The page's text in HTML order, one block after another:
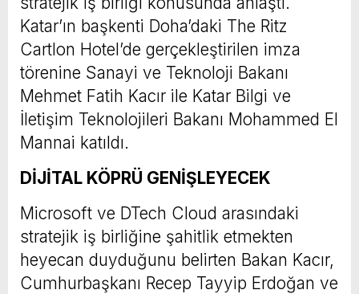
Katar’ın başkenti Doha’daki The Ritz
Cartlon Hotel’de gerçekleştirilen imza
törenine Sanayi ve Teknoloji Bakanı
Mehmet Fatih Kacır ile Katar Bilgi ve
İletişim Teknolojileri Bakanı Mohammed El
Mannai katıldı.
DİJİTAL KÖPRÜ GENİŞLEYECEK
Microsoft ve DTech Cloud arasındaki
stratejik iş birliğine şahitlik etmekten
heyecan duyduğunu belirten Bakan Kacır,
Cumhurbaşkanı Recep Tayyip Erdoğan ve